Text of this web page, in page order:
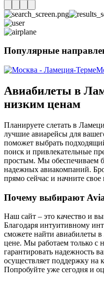
Популярные
Авиабилеты в
низким ценам
Планируете слетать в
лучшие авиарейсы для
поможет выбрать
поиск и привлекательные
простым. Мы обеспечиваем
надежных авиакомпаний.
прямо сейчас и начните
Почему выбирают
Наш сайт – это качество и
Благодаря интуитивному
сможете найти авиабилеты
цене. Мы работаем только
гарантировать надежность
осуществляет поддержку на
Попробуйте уже сегодня и